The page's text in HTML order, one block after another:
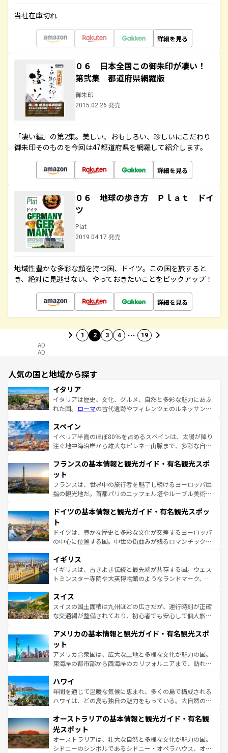
当社在庫切れ
詳細を見る
０６ 日本全国この御朱印が凄い！
第弐集 都道府県網羅版
御朱印
2015.02.26 発売
「凄い編」の第2集。美しい、おもしろい、珍しいにこだわり
御朱印そのものを今回は47都道府県を網羅して紹介します。
詳細を見る
０６ 地球の歩き方 Ｐｌａｔ ドイ
ツ
Plat
2019.04.17 発売
地域性豊かな多彩な顔を持つ国、ドイツ。この国を旅すると
き、絶対に見逃せない、やっておきたいことをピックアップ！
詳細を見る
1 2 3 4 … 19
AD
AD
人気の国と地域から探す
イタリア
イタリアは歴史、文化、グルメ、自然と多彩な魅力にあふ
れた国。 ローマの古代遺跡やフィレンツェのルネッサンス
ろん、トスカーナの美しい田園風景やアマルフィ海岸の絶
景など、自然景観も見逃せない。観光の合間には、本場の
ピザやパスタなど、絶品のイタリア料理を堪能することも
ませてくれるイタリアで、忘れられない旅をしてみよう！
なお、新着のイタリア情報は
しい。
スペイン
イベリア半島のほぼ80％を占めるスペインは、太陽が降り
注ぐ地中海沿岸から雄大なピレネー山脈まで、多彩な自然
文化が根付くこの国では、情熱的なフラメンコ、熱気あふ
れる闘牛、そして美味しいタパスが生活の一部となってい
る。首都マドリードの洗練された雰囲気や、バルセロナの
アートに溢れた街角から、地方では古代ローマ遺跡や中世
せる。地方によって風土や気候が異なるスペインはその個
ンテンツ一覧 を参照してほしい。
フランスの基本情報と観光ガイド・有名観光スポ
ット
フランスは、世界中の旅行者を魅了し続けるヨーロッパ屈
指の観光地だ。首都パリのエッフェル塔やルーブル美術館
で、幅広い魅力が詰まっている。華麗な宮殿、歴史的な大
聖堂、美しいビーチ、そして豊かな自然が、訪れる者を心
から魅了する。また、フランスは美食の国としても知ら
れ、フランス料理はユネスコ無形文化遺産にも登録されて
香り高いラベンダー畑など、多彩な楽しみ方が可能だ。さ
らに、パリ以外の地域にも魅力が溢れており、どの街角に
も豊かな歴史と文化が息づいている。パリ以外の個性あふ
を参照してほしい。
ドイツの基本情報と観光ガイド・有名観光スポッ
ト
ドイツは、豊かな歴史と多彩な文化が交差するヨーロッパ
の中心に位置する国。中世の街並みが残るロマンチック街
顔を持つこの国は、どこを歩いても飽きることがない。ベ
ルリンの文化的活気、バイエルン州のアルプスの絶景、そ
してライン川沿いのワイン畑といった風景は必見。ビール
は、お酒好きな人にはぜひ体験してほしい。 なお、新着の
ドイツ情報はコンテンツ一覧を参照してほしい。
イギリス
イギリスは、古きよき伝統と最先端が共存する国。ウェス
トミンスター寺院や大英博物館のようなランドマーク、歴
リアごとに異なる魅力がある。また、優雅なアフタヌーン
ティー、ビール好きにはたまらない英国パブ、サッカー観
戦など、本場だからこそできる体験も豊富。イギリスを旅
ンツ一覧を参照してほしい。
スイス
スイスの国土面積は九州ほどの広さだが、運行時刻が正確
な交通網が整備されており、初心者でも安心して個人旅行
の建物がそのまま残る町や、スイスならではのユニークな
博物館もあり、アルプス観光だけでなく町歩きも満喫する
ことができる。国民の所得が高いため物価も高いが、旅行
者向けの交通パス提供のサービスもあり、うまく活用すれ
着のスイス情報は
アメリカの基本情報と観光ガイド・有名観光スポ
ット
アメリカ合衆国は、広大な土地と多様な文化が魅力の国。
東海岸の都市部から西海岸のカリフォルニアまで、訪れる
のような巨大都市は、観光、ショッピング、エンターテイ
ンメントが詰まった刺激的なスポットだ。一方、アメリカ
西部には大自然が広がり、グランドキャニオンやイエロー
部のニューオーリンズでは、音楽と美食が融合した独特の
文化が魅力。旅行者はアメリカの各地域で異なる魅力を楽
しみながら、その多様性と豊かな歴史を感じることができ
るだろう。車でのロードトリップや列車の旅も、アメリカ
ハワイ
年間を通じて温暖な気候に恵まれ、多くの島で構成される
ハワイは、どの島も独自の魅力をもっている。大自然の神
ワイ島は見逃せない。また、定番の観光地といえばオアフ
島だが、静かな自然を求めるならマウイ島やカウアイ島が
おすすめ。エメラルドグリーンに輝く海をはじめ、豊かな
文化や歴史が息づいている。「アロハスピリット」と呼ば
オーストラリアの基本情報と観光ガイド・有名観
光スポット
オーストラリアは、壮大な自然と多様な文化が魅力の国。
シドニーのシンボルであるシドニー・オペラハウス、オー